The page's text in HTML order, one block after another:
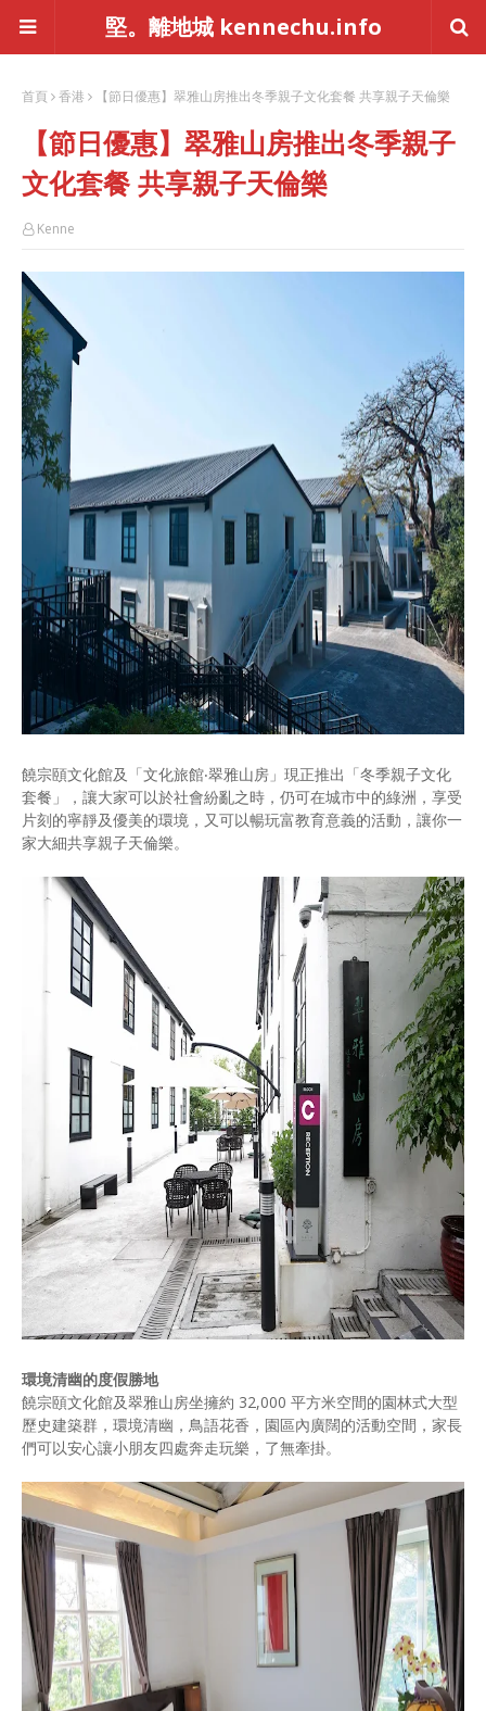
堅。離地城 kennechu.info
首頁 香港 【節日優惠】翠雅山房推出冬季親子文化套餐 共享親子天倫樂
【節日優惠】翠雅山房推出冬季親子
文化套餐 共享親子天倫樂
Kenne
饒宗頤文化館及「文化旅館‧翠雅山房」現正推出「冬季親子文化
套餐」，讓大家可以於社會紛亂之時，仍可在城市中的綠洲，享受
片刻的寧靜及優美的環境，又可以暢玩富教育意義的活動，讓你一
家大細共享親子天倫樂。
環境清幽的度假勝地
饒宗頤文化館及翠雅山房坐擁約 32,000 平方米空間的園林式大型
歷史建築群，環境清幽，鳥語花香，園區內廣闊的活動空間，家長
們可以安心讓小朋友四處奔走玩樂，了無牽掛。